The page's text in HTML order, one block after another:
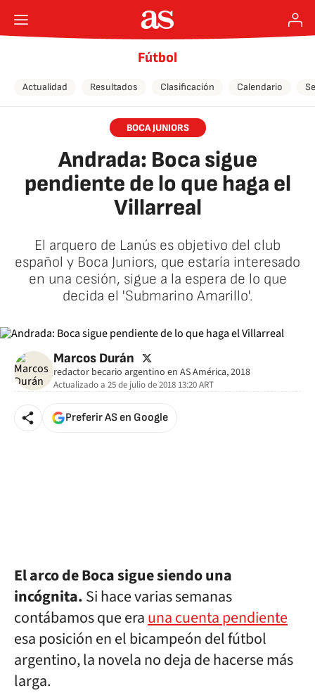
Fútbol
Actualidad Resultados Clasificación Calendario
BOCA JUNIORS
Andrada: Boca sigue
pendiente de lo que haga el
Villarreal
El arquero de Lanús es objetivo del club
español y Boca Juniors, que estaría interesado
en una cesión, sigue a la espera de lo que
decida el 'Submarino Amarillo'.
Marcos Durán twitter
redactor becario argentino en AS América, 2018
Actualizado a 25 de julio de 2018 13:20ART
Preferir AS en Google
El arco de Boca sigue siendo una
incógnita.Si hace varias semanas
contábamos que erauna cuenta pendiente
esa posición en el bicampeón del fútbol
argentino, la novela no deja de hacerse más
larga.